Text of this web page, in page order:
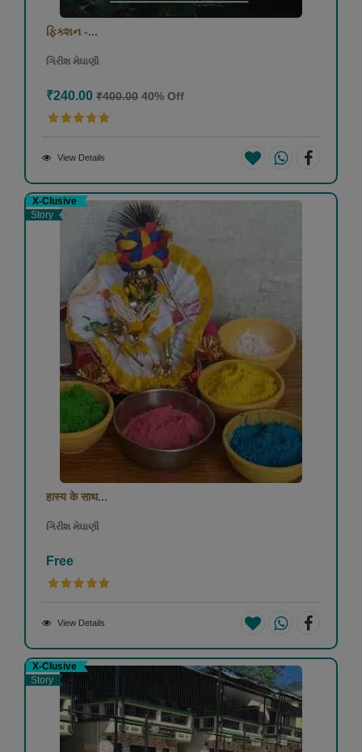
ફિક્શન -...
ગિરીશ મેઘાણી
₹240.00 ₹400.00 40% Off
View Details
X-Clusive
Story
हास्य के साथ...
ગિરીશ મેઘાણી
Free
View Details
X-Clusive
Story